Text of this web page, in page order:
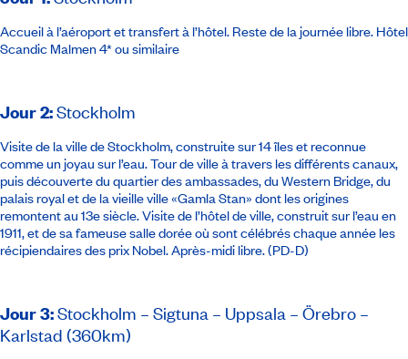
Accueil à l’aéroport et transfert à l’hôtel. Reste de la journée libre. Hôtel
Scandic Malmen 4* ou similaire
Jour 2:Stockholm
Visite de la ville de Stockholm, construite sur 14 îles et reconnue
comme un joyau sur l’eau. Tour de ville à travers les différents canaux,
puis découverte du quartier des ambassades, du Western Bridge, du
palais royal et de la vieille ville «Gamla Stan» dont les origines
remontent au 13e siècle. Visite de l’hôtel de ville, construit sur l’eau en
1911, et de sa fameuse salle dorée où sont célébrés chaque année les
récipiendaires des prix Nobel. Après-midi libre. (PD-D)
Jour 3:Stockholm – Sigtuna – Uppsala – Örebro –
Karlstad (360km)